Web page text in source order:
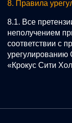
8. Правила
8.1. Все
неполучением
соответствии с
урегулированию
«Крокус Сити